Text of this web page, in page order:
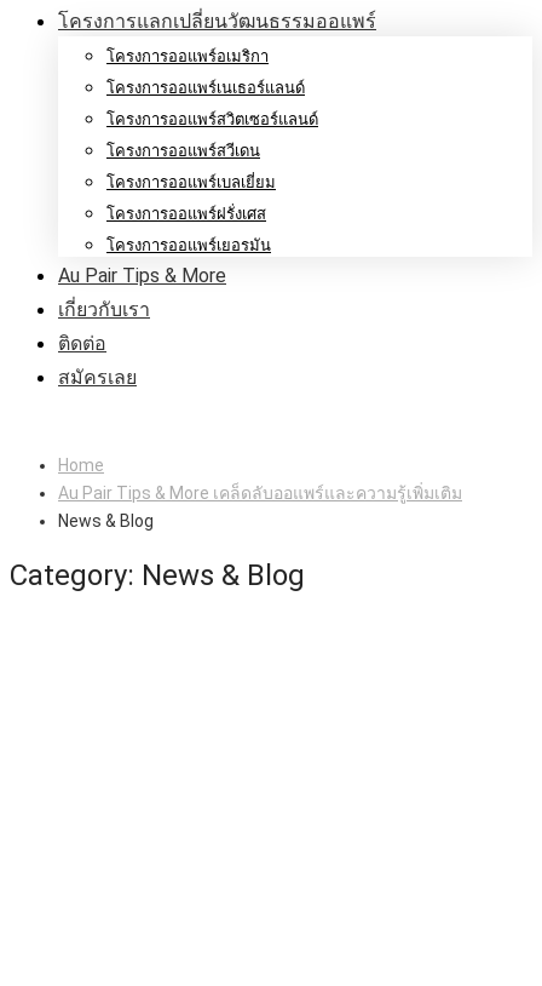
โครงการแลกเปลี่ยนวัฒนธรรมออแพร์
โครงการออแพร์อเมริกา
โครงการออแพร์เนเธอร์แลนด์
โครงการออแพร์สวิตเซอร์แลนด์
โครงการออแพร์สวีเดน
โครงการออแพร์เบลเยี่ยม
โครงการออแพร์ฝรั่งเศส
โครงการออแพร์เยอรมัน
Au Pair Tips & More
เกี่ยวกับเรา
ติดต่อ
สมัครเลย
Home
Au Pair Tips & More เคล็ดลับออแพร์และความรู้เพิ่มเติม
News & Blog
Category: News & Blog